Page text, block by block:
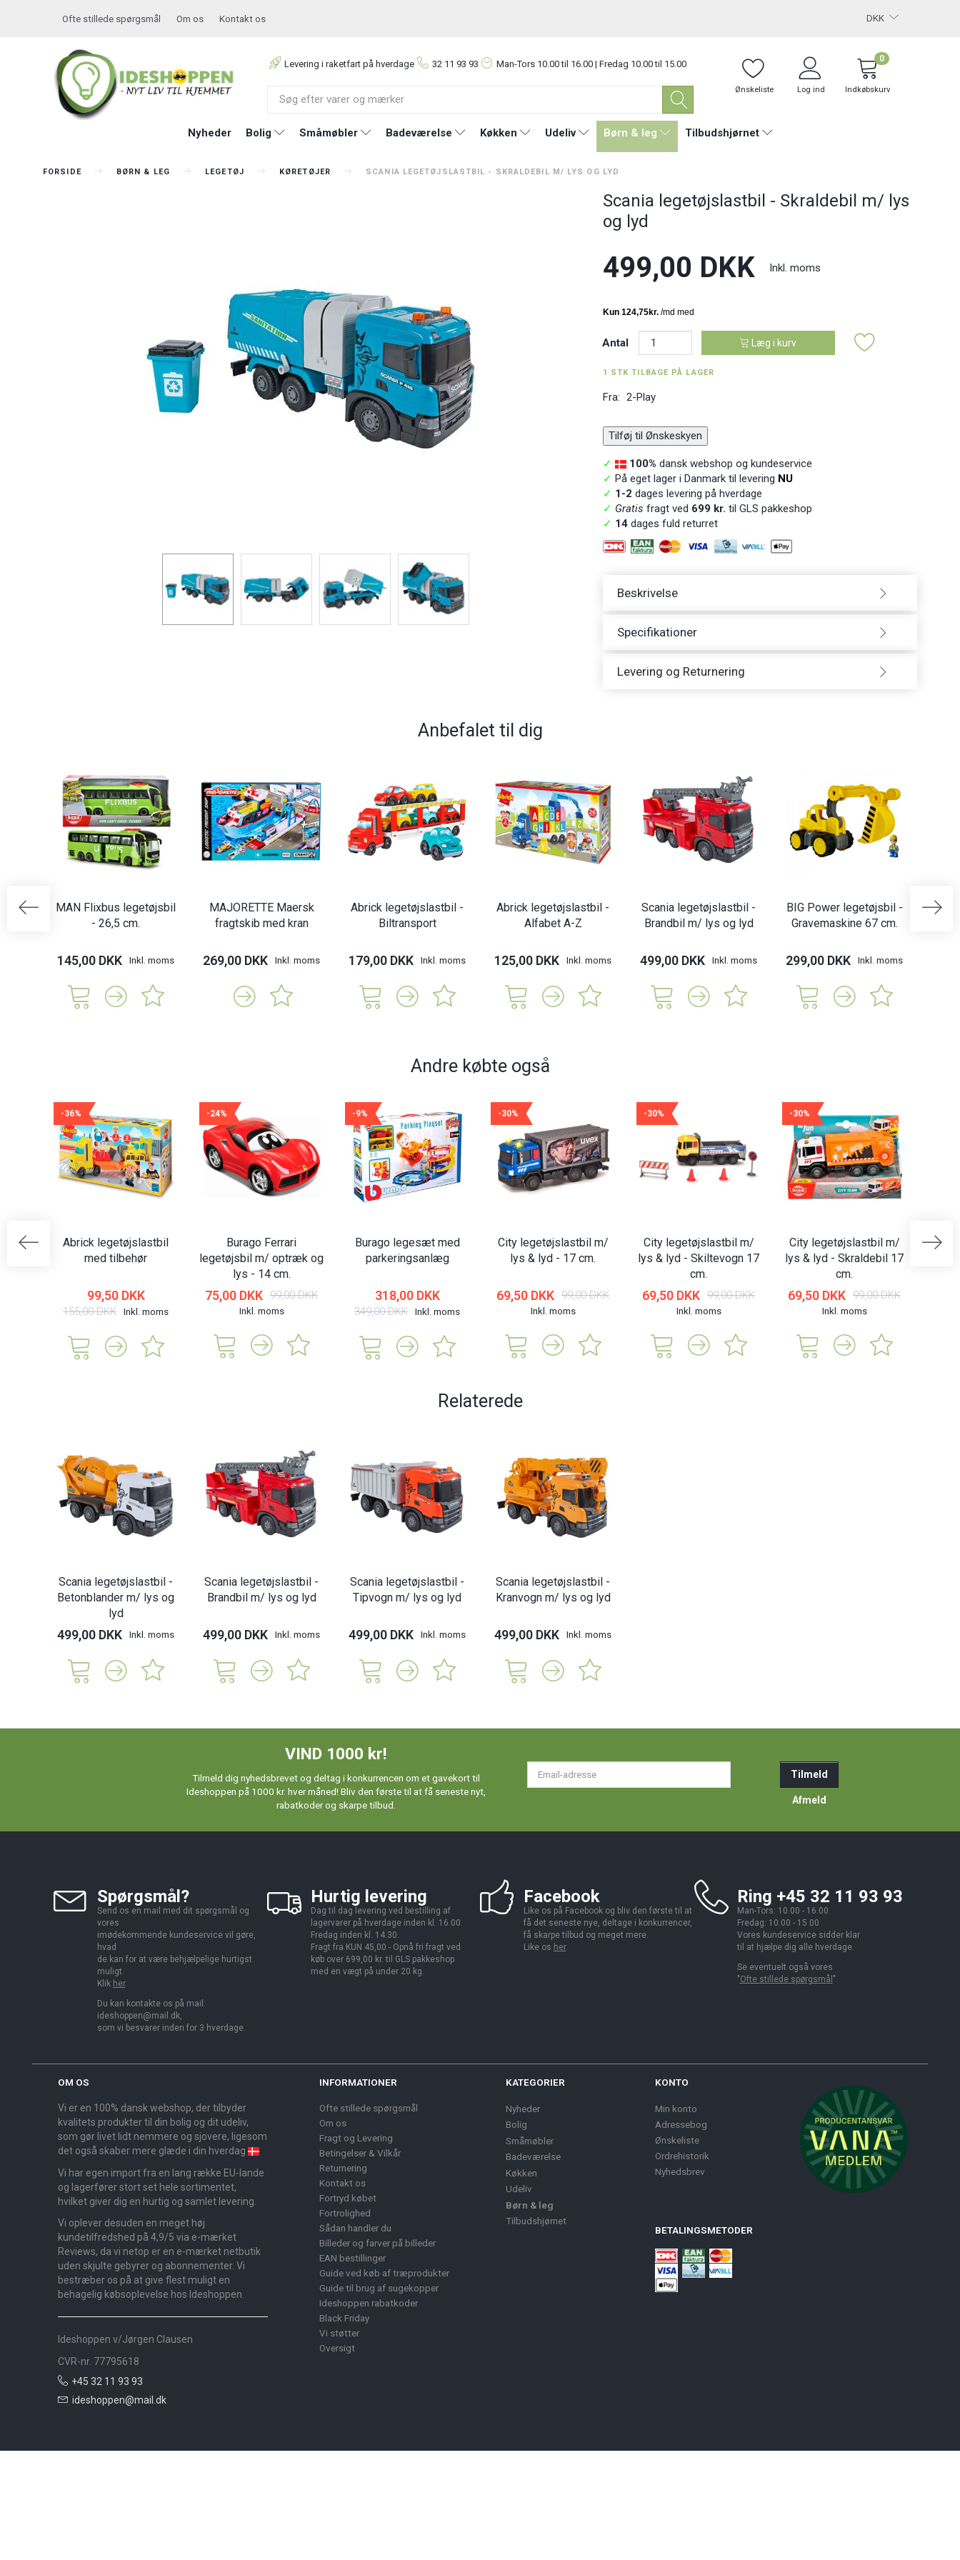
DKK
Ofte stillede spørgsmål Om os Kontakt os
Levering i raketfart på hverdage 32 11 93 93 Man-Tors 10.00 til 16.00 | Fredag 10.00 til 15.00
Ønskeliste Log ind Indkøbskurv
0
Nyheder Bolig Småmøbler Badeværelse Køkken Udeliv Børn & leg Tilbudshjørnet
FORSIDE BØRN & LEG LEGETØJ KØRETØJER SCANIA LEGETØJSLASTBIL - SKRALDEBIL M/ LYS OG LYD
Scania legetøjslastbil - Skraldebil m/ lys
og lyd
499,00 DKK Inkl. moms
Antal Læg i kurv
1 STK TILBAGE PÅ LAGER
Fra: 2-Play
Tilføj til Ønskeskyen
✓ 100% dansk webshop og kundeservice
✓ På eget lager i Danmark til levering NU
✓ 1-2 dages levering på hverdage
✓ Gratis fragt ved 699 kr. til GLS pakkeshop
✓ 14dages fuld returret
Beskrivelse
Specifikationer
Levering og Returnering
Anbefalet til dig
MAN Flixbus legetøjsbil
- 26,5 cm.
145,00 DKK Inkl. moms
MAJORETTE Maersk
fragtskib med kran
269,00 DKK Inkl. moms
Abrick legetøjslastbil -
Biltransport
179,00 DKK Inkl. moms
Abrick legetøjslastbil -
Alfabet A-Z
125,00 DKK Inkl. moms
Scania legetøjslastbil -
Brandbil m/ lys og lyd
499,00 DKK Inkl. moms
BIG Power legetøjsbil -
Gravemaskine 67 cm.
299,00 DKK Inkl. moms
Andre købte også
-36%
Abrick legetøjslastbil
med tilbehør
99,50 DKK
155,00 DKK Inkl. moms
-24%
Burago Ferrari
legetøjsbil m/ optræk og
lys - 14 cm.
75,00 DKK 99,00 DKK
Inkl. moms
-9%
Burago legesæt med
parkeringsanlæg
318,00 DKK
349,00 DKK Inkl. moms
-30%
City legetøjslastbil m/
lys & lyd - 17 cm.
69,50 DKK 99,00 DKK
Inkl. moms
-30%
City legetøjslastbil m/
lys & lyd - Skiltevogn 17
cm.
69,50 DKK 99,00 DKK
Inkl. moms
-30%
City legetøjslastbil m/
lys & lyd - Skraldebil 17
cm.
69,50 DKK 99,00 DKK
Inkl. moms
Relaterede
Scania legetøjslastbil -
Betonblander m/ lys og
lyd
499,00 DKK Inkl. moms
Scania legetøjslastbil -
Brandbil m/ lys og lyd
499,00 DKK Inkl. moms
Scania legetøjslastbil -
Tipvogn m/ lys og lyd
499,00 DKK Inkl. moms
Scania legetøjslastbil -
Kranvogn m/ lys og lyd
499,00 DKK Inkl. moms
VIND 1000 kr!
Tilmeld dig nyhedsbrevet og deltag i konkurrencen om et gavekort til
Ideshoppen på 1000 kr. hver måned! Bliv den første til at få seneste nyt,
rabatkoder og skarpe tilbud.
Tilmeld
Afmeld
Spørgsmål?
Send os en mail med dit spørgsmål og
vores
imødekommende kundeservice vil gøre,
hvad
de kan for at være behjælpelige hurtigst
muligt.
Klik her.
Du kan kontakte os på mail:
ideshoppen@mail.dk,
som vi besvarer inden for 3 hverdage.
Hurtig levering
Dag til dag levering ved bestilling af
lagervarer på hverdage inden kl. 16.00.
Fredag inden kl. 14.30.
Fragt fra KUN 45,00 - Opnå fri fragt ved
køb over 699,00 kr. til GLS pakkeshop
med en vægt på under 20 kg.
Facebook
Like os på Facebook og bliv den første til at
få det seneste nye, deltage i konkurrencer,
få skarpe tilbud og meget mere.
Like os her.
Ring +45 32 11 93 93
Man-Tors: 10.00 - 16.00
Fredag: 10.00 - 15.00
Vores kundeservice sidder klar
til at hjælpe dig alle hverdage.
Se eventuelt også vores
"Ofte stillede spørgsmål ".
OM OS
Vi er en 100% dansk webshop, der tilbyder
kvalitets produkter til din bolig og dit udeliv,
som gør livet lidt nemmere og sjovere, ligesom
det også skaber mere glæde i din hverdag
Vi har egen import fra en lang række EU-lande
og lagerfører stort set hele sortimentet,
hvilket giver dig en hurtig og samlet levering.
Vi oplever desuden en meget høj
kundetilfredshed på 4,9/5 via e-mærket
Reviews, da vi netop er en e-mærket netbutik
uden skjulte gebyrer og abonnementer. Vi
bestræber os på at give flest muligt en
behagelig købsoplevelse hos Ideshoppen.
Ideshoppen v/Jørgen Clausen
CVR-nr. 77795618
+45 32 11 93 93
ideshoppen@mail.dk
INFORMATIONER
Ofte stillede spørgsmål
Om os
Fragt og Levering
Betingelser & Vilkår
Returnering
Kontakt os
Fortryd købet
Fortrolighed
Sådan handler du
Billeder og farver på billeder
EAN bestillinger
Guide ved køb af træprodukter
Guide til brug af sugekopper
Ideshoppen rabatkoder
Black Friday
Vi støtter
Oversigt
KATEGORIER
Nyheder
Bolig
Småmøbler
Badeværelse
Køkken
Udeliv
Børn & leg
Tilbudshjørnet
KONTO
Min konto
Adressebog
Ønskeliste
Ordrehistorik
Nyhedsbrev
BETALINGSMETODER